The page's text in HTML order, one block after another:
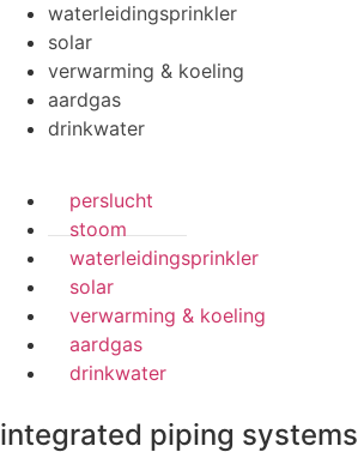
waterleidingsprinkler
solar
verwarming & koeling
aardgas
drinkwater
perslucht
stoom
waterleidingsprinkler
solar
verwarming & koeling
aardgas
drinkwater
integrated piping systems